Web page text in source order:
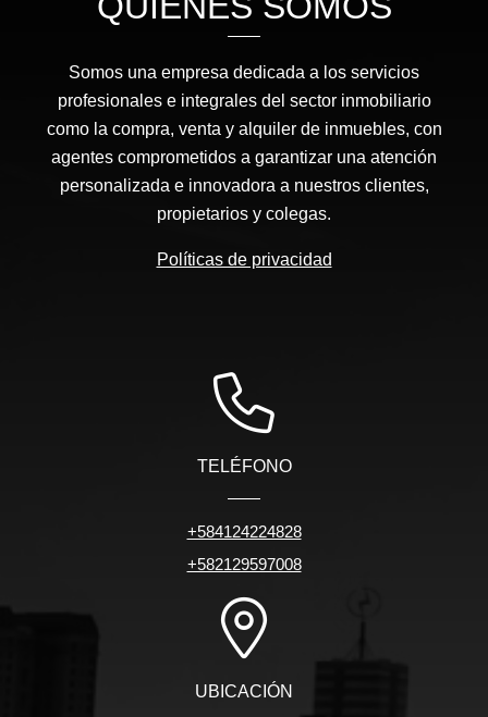
Somos una empresa dedicada a los servicios
profesionales e integrales del sector inmobiliario
como la compra, venta y alquiler de inmuebles, con
agentes comprometidos a garantizar una atención
personalizada e innovadora a nuestros clientes,
propietarios y colegas.
Políticas de privacidad
TELÉFONO
+584124224828
+582129597008
UBICACIÓN